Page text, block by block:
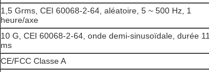
1,5 Grms, CEI 60068-2-64, aléatoire, 5 ~ 500 Hz, 1
heure/axe
10 G, CEI 60068-2-64, onde demi-sinusoïdale, durée 11
ms
CE/FCC Classe A